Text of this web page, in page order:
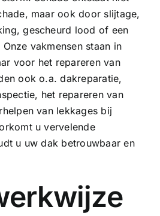
maar ook door slijtage,
gescheurd lood of een
vakmensen staan in
voor het repareren van
ook o.a.dakreparatie,
, het repareren van
van lekkages bij
u vervelende
u uw dak betrouwbaar en